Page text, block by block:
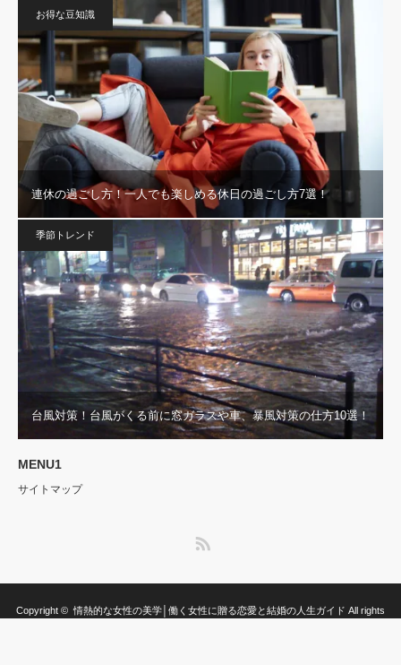
お得な豆知識
連休の過ごし方！一人でも楽しめる休日の過ごし方7選！
季節トレンド
台風対策！台風がくる前に窓ガラスや車、暴風対策の仕方10選！
MENU1
サイトマップ
Copyright ©情熱的な女性の美学│働く女性に贈る恋愛と結婚の人生ガイド All rights